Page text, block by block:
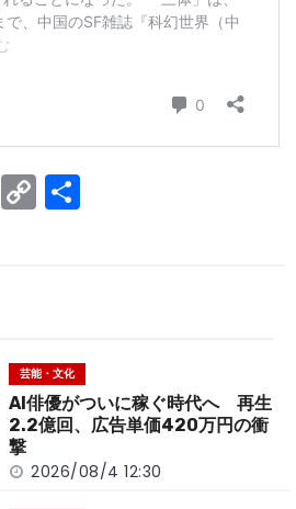
W
e
C
o
n
k
芸能・文化
AI俳優がついに稼ぐ時代へ 再生
2.2億回、広告単価420万円の衝
撃
2026/08/4 12:30